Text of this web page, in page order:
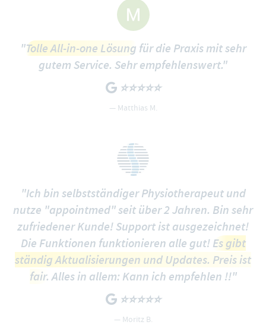
"Tolle All-in-one Lösung für die Praxis mit sehr
gutem Service. Sehr empfehlenswert."
⭐️⭐️⭐️⭐️⭐️
— Matthias M.
"Ich bin selbstständiger Physiotherapeut und
nutze "appointmed" seit über 2 Jahren. Bin sehr
zufriedener Kunde! Support ist ausgezeichnet!
Die Funktionen funktionieren alle gut!Es gibt
ständig Aktualisierungen und Updates. Preis ist
fair.Alles in allem: Kann ich empfehlen !!"
⭐️⭐️⭐️⭐️⭐️
— Moritz B.